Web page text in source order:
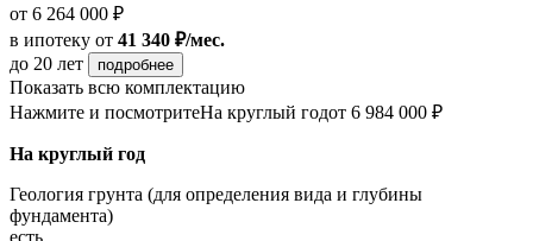
от 6 264 000 ₽
в ипотеку от 41 340 ₽/мес.
до 20 лет
подробнее
Показать всю комплектацию
Нажмите и посмотритеНа круглый годот 6 984 000 ₽
На круглый год
Геология грунта (для определения вида и глубины
фундамента)
есть